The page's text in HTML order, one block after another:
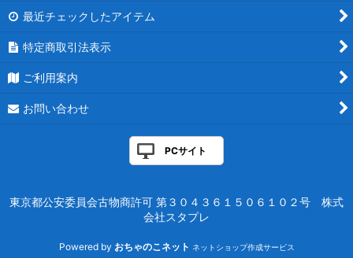
基本土地
2026年福袋
最近チェックしたアイテム
特定商取引法表示
ご利用案内
お問い合わせ
PCサイト
東京都公安委員会古物商許可 第３０４３６１５０６１０２号 株式
会社スタプレ
Powered by おちゃのこネット ネットショップ作成サービス